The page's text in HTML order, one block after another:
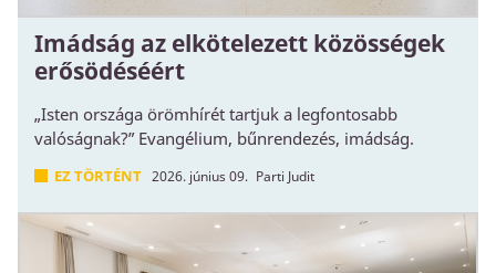
Imádság az elkötelezett közösségek
erősödéséért
„Isten országa örömhírét tartjuk a legfontosabb
valóságnak?” Evangélium, bűnrendezés, imádság.
EZ TÖRTÉNT 2026. június 09. Parti Judit